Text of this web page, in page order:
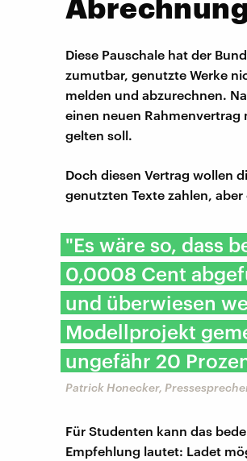
Diese Pauschale hat der
zumutbar, genutzte Werke
melden und abzurechnen.
einen neuen Rahmenvertrag
gelten soll.
Doch diesen Vertrag wollen
genutzten Texte zahlen,
"Es wäre so, dass
0,0008 Cent
und überwiesen
Modellprojekt
ungefähr 20
Patrick Honecker,
Für Studenten kann das
Empfehlung lautet: Ladet